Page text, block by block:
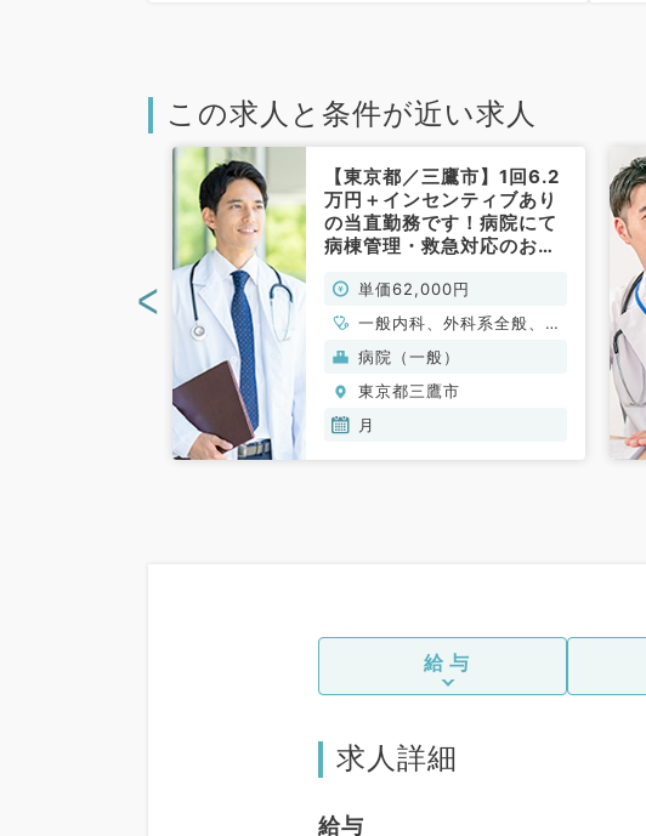
この求人と条件が近い求人
【東京都／三鷹市】1回6.2
万円＋インセンティブあり
の当直勤務です！病院にて
病棟管理・救急対応のお仕
イカー通勤可能～（一般内
科、一般外科／非常勤）
単価62,000円
一般内科、外科系全般、一
般外科
病院（一般）
東京都三鷹市
月
<
給与
求人詳細
給与